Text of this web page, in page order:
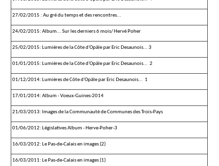
27/02/2015 : Au gré du temps et des rencontres...
24/02/2015: Album... Sur les derniers 6 mois/ Hervé Poher
25/02/2015: Lumières de la Côte d'Opâle par Eric Desaunois... 3
01/01/2015: Lumières de la Côte d'Opâle par Eric Desaunois... 2
01/12/2014: Lumières de Côte d'Opâle par Eric Desaunois... 1
17/01/2014: Album - Voeux-Guines-2014
21/03/2013: Images de la Communauté de Communes des Trois-Pays
01/06/2012: Législatives Album - Herve-Poher-3
16/03/2012: Le Pas-de-Calais en images (2)
16/03/2011: Le Pas-de-Calais en images (1)